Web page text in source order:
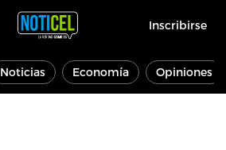
Inscribirse
Noticias Economía Opiniones